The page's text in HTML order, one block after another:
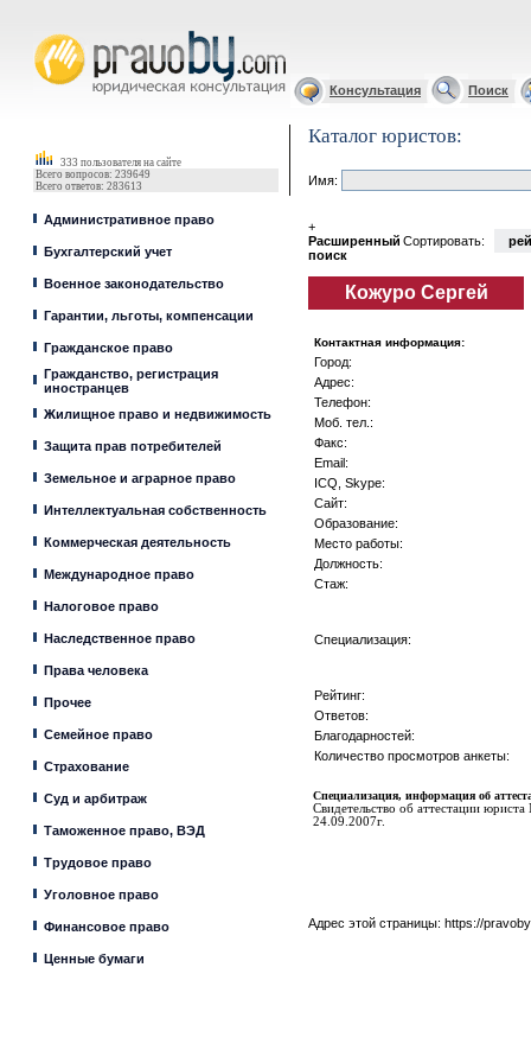
Консультация Поиск
333 пользователя на сайте
Всего вопросов: 239649
Всего ответов: 283613
Административное право
Бухгалтерский учет
Военное законодательство
Гарантии, льготы, компенсации
Гражданское право
Гражданство, регистрация
иностранцев
Жилищное право и недвижимость
Защита прав потребителей
Земельное и аграрное право
Интеллектуальная собственность
Коммерческая деятельность
Международное право
Налоговое право
Наследственное право
Права человека
Прочее
Семейное право
Страхование
Суд и арбитраж
Таможенное право, ВЭД
Трудовое право
Уголовное право
Финансовое право
Ценные бумаги
Каталог юристов:
Имя:
+
Расширенный
поиск
Сортировать:
Кожуро Сергей
Контактная информация:
Город:
Адрес:
Телефон:
Моб. тел.:
Факс:
Email:
ICQ, Skype:
Сайт:
Образование:
Место работы:
Должность:
Стаж:
Специализация:
Рейтинг:
Ответов:
Благодарностей:
Количество просмотров анкеты:
Специализация, информация об
Свидетельство об аттестации
24.09.2007г.
Адрес этой страницы: https://